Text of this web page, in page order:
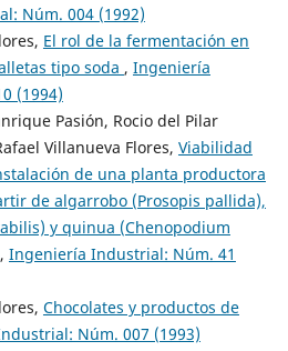
Núm. 004 (1992)
El rol de la fermentación en
tipo soda , Ingeniería
(1994)
Pasión, Rocio del Pilar
Villanueva Flores, Viabilidad
de una planta productora
de algarrobo (Prosopis pallida),
y quinua (Chenopodium
, Ingeniería Industrial: Núm. 41
Chocolates y productos de
Núm. 007 (1993)